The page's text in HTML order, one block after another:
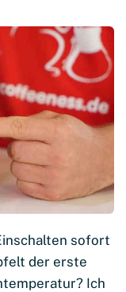
sofort
der erste
Ich